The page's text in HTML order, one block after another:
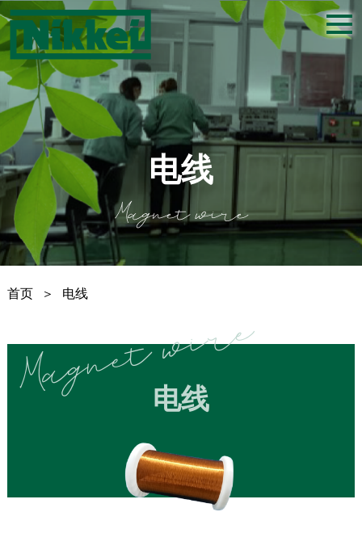
电线
Magnet wire
首页 ＞ 电线
Magnet wire
电线